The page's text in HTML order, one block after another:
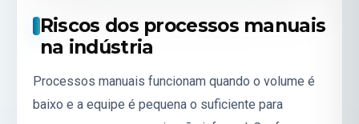
Riscos dos processos manuais
na indústria
Processos manuais funcionam quando o volume é
baixo e a equipe é pequena o suficiente para